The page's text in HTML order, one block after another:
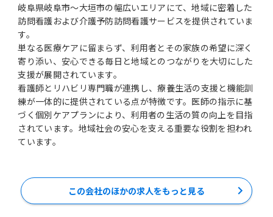
岐阜県岐阜市～大垣市の幅広いエリアにて、地域に密着した
訪問看護および介護予防訪問看護サービスを提供されていま
す。
単なる医療ケアに留まらず、利用者とその家族の希望に深く
寄り添い、安心できる毎日と地域とのつながりを大切にした
支援が展開されています。
看護師とリハビリ専門職が連携し、療養生活の支援と機能訓
練が一体的に提供されている点が特徴です。医師の指示に基
づく個別ケアプランにより、利用者の生活の質の向上を目指
されています。地域社会の安心を支える重要な役割を担われ
ています。
この会社のほかの求人をもっと見る